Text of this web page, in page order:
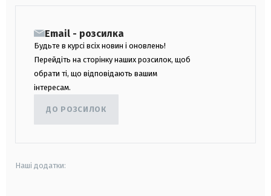
Email - розсилка
Будьте в курсі всіх новин і оновлень!
Перейдіть на сторінку наших розсилок, щоб
обрати ті, що відповідають вашим
інтересам.
ДО РОЗСИЛОК
Наші додатки: